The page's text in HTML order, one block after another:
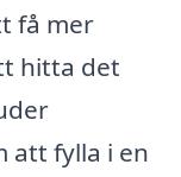
få mer
hitta det
att fylla i en